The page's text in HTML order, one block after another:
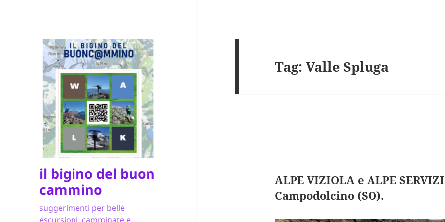
il bigino del buon
cammino
suggerimenti per belle
escursioni, camminate e
Tag:Valle Spluga
ALPE VIZIOLA e ALPE
Campodolcino (SO).